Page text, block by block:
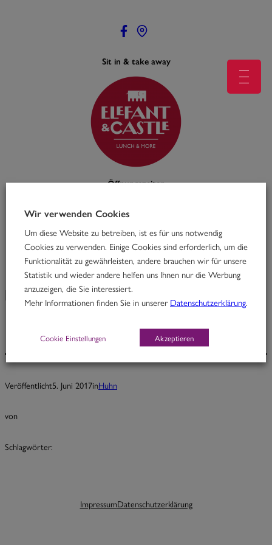
Sit in & take away
Öffnungszeiten
feiertags geschlossen
King George
Veröffentlicht5. Juni 2017inHuhn
von
Schlagwörter:
ImpressumDatenschutzerklärung
Wir verwenden Cookies
Um diese Website zu betreiben, ist es für uns notwendig
Cookies zu verwenden. Einige Cookies sind erforderlich, um die
Funktionalität zu gewährleisten, andere brauchen wir für unsere
Statistik und wieder andere helfen uns Ihnen nur die Werbung
anzuzeigen, die Sie interessiert.
Mehr Informationen finden Sie in unsererDatenschutzerklärung.
Cookie Einstellungen Akzeptieren